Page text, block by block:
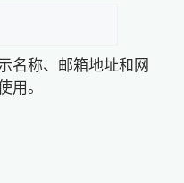
名称、邮箱地址和网
用。